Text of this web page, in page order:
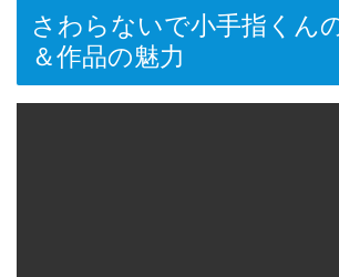
さわらないで小手指くん
＆作品の魅力